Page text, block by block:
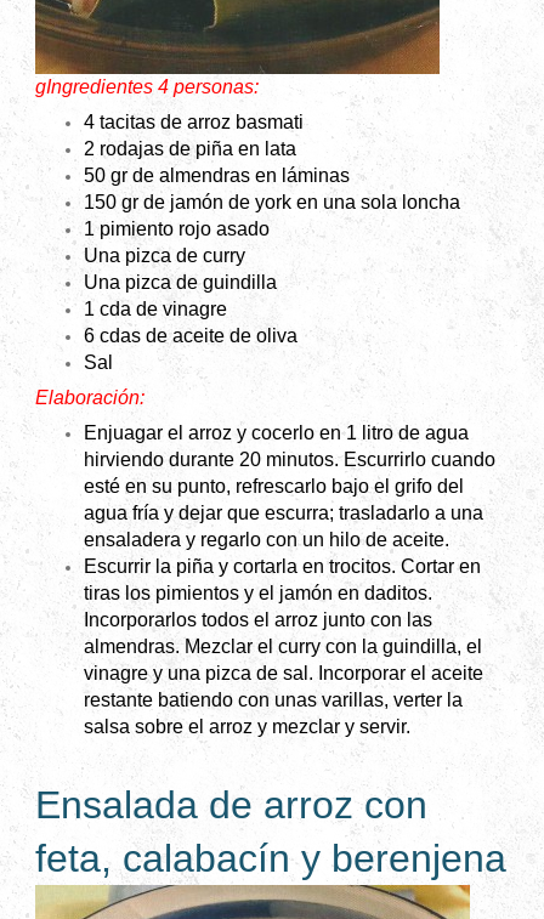
gIngredientes 4 personas:
4 tacitas de arroz basmati
2 rodajas de piña en lata
50 gr de almendras en láminas
150 gr de jamón de york en una sola loncha
1 pimiento rojo asado
Una pizca de curry
Una pizca de guindilla
1 cda de vinagre
6 cdas de aceite de oliva
Sal
Elaboración:
Enjuagar el arroz y cocerlo en 1 litro de agua
hirviendo durante 20 minutos. Escurrirlo cuando
esté en su punto, refrescarlo bajo el grifo del
agua fría y dejar que escurra; trasladarlo a una
ensaladera y regarlo con un hilo de aceite.
Escurrir la piña y cortarla en trocitos. Cortar en
tiras los pimientos y el jamón en daditos.
Incorporarlos todos el arroz junto con las
almendras. Mezclar el curry con la guindilla, el
vinagre y una pizca de sal. Incorporar el aceite
restante batiendo con unas varillas, verter la
salsa sobre el arroz y mezclar y servir.
Ensalada de arroz con
feta, calabacín y berenjena